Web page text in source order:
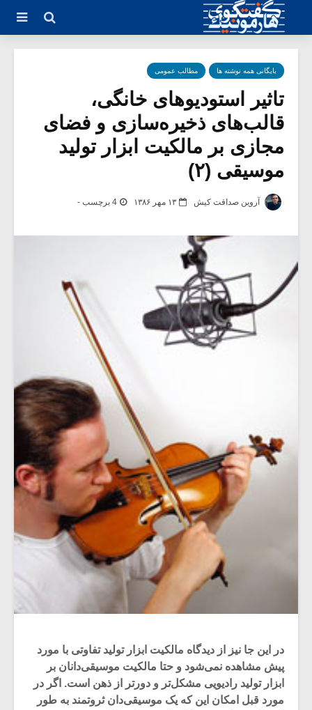
بایگانی همه نوشته ها مطالب عمومی
تاثیر استودیو‌های خانگی،
قالب‌های ذخیره‌سازی و فضای
مجازی بر مالکیت ابزار تولید
موسیقی (۲)
آروین صداقت کیش ۱۳ مهر ۱۳۸۶ 4 برچسب -
در این جا نیز از دیدگاه مالکیت ابزار تولید تفاوتی با مورد
پیش مشاهده نمی‌شود و حتا مالکیت موسیقی‌دانان بر
ابزار تولید رادیویی مشکل‌تر و دورتر از ذهن است. اگر در
مورد قبل امکان این که یک موسیقی‌دان ثروتمند به طور